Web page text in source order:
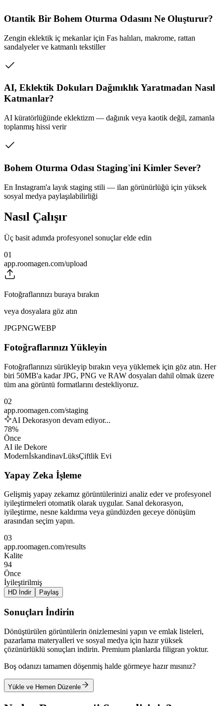
Otantik Bir Bohem Oturma Odasını Ne Oluşturur?
Zengin eklektik iç mekanlar için Fas halıları, makrome, rattan
sandalyeler ve katmanlı tekstiller
AI, Eklektik Dokuları Dağınıklık Yaratmadan Nasıl
Katmanlar?
AI küratörlüğünde eklektizm — dağınık veya kaotik değil, zamanla
toplanmış hissi verir
Bohem Oturma Odası Staging'ini Kimler Sever?
En Instagram'a layık staging stili — ilan görünürlüğü için yüksek
sosyal medya paylaşılabilirliği
Nasıl Çalışır
Üç basit adımda profesyonel sonuçlar elde edin
01
app.roomagen.com/upload
Fotoğraflarınızı buraya bırakın
veya dosyalara göz atın
JPGPNGWEBP
Fotoğraflarınızı Yükleyin
Fotoğraflarınızı sürükleyip bırakın veya yüklemek için göz atın. Her
biri 50MB'a kadar JPG, PNG ve RAW dosyaları dahil olmak üzere
tüm ana görüntü formatlarını destekliyoruz.
02
app.roomagen.com/staging
AI Dekorasyon devam ediyor...
78%
Önce
AI ile Dekore
ModernİskandinavLüksÇiftlik Evi
Yapay Zeka İşleme
Gelişmiş yapay zekamız görüntülerinizi analiz eder ve profesyonel
iyileştirmeleri otomatik olarak uygular. Sanal dekorasyon,
iyileştirme, nesne kaldırma veya gündüzden geceye dönüşüm
arasından seçim yapın.
03
app.roomagen.com/results
Kalite
94
Önce
İyileştirilmiş
HD İndir Paylaş
Sonuçları İndirin
Dönüştürülen görüntülerin önizlemesini yapın ve emlak listeleri,
pazarlama materyalleri ve sosyal medya için hazır yüksek
çözünürlüklü sonuçları indirin. Premium planlarda filigran yoktur.
Boş odanızı tamamen döşenmiş halde görmeye hazır mısınız?
Yükle ve Hemen Düzenle